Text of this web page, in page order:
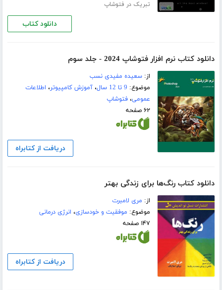
تبریک در فتوشاپ
دانلود کتاب
دانلود کتاب نرم افزار فتوشاپ 2024 - جلد سوم
از:سعیده مفیدی نسب
موضوع: 9 تا 12 سال ،آموزش کامپیوتر، اطلاعات
عمومی،فتوشاپ
۶۲ صفحه
دریافت از کتابراه
دانلود کتاب رنگ‌ها برای زندگی بهتر
از: مری لامبرت
موضوع: موفقیت و خودسازی، انرژی درمانی
۱۴۷ صفحه
دریافت از کتابراه